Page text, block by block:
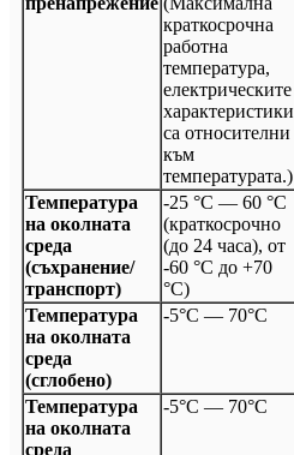
краткосрочна
работна
температура,
електрическите
характеристики
са относителни
към
температурата.)
Температура
на околната
среда
(съхранение/
транспорт)
-25 °C — 60 °C
(краткосрочно
(до 24 часа), от
-60 °C до +70
°C)
Температура
на околната
среда
(сглобено)
-5°C — 70°C
Температура
на околната
среда
-5°C — 70°C